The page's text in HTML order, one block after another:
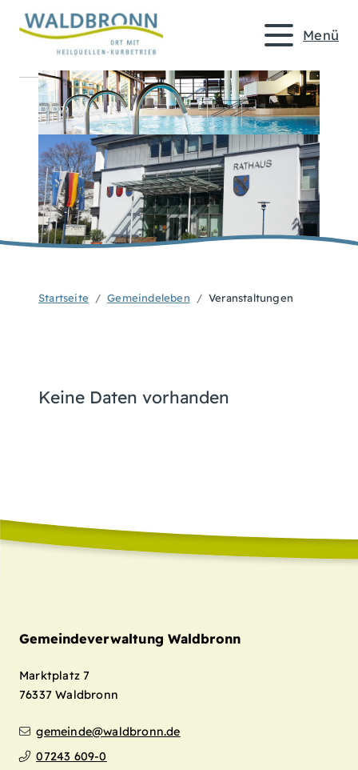
Menü
Startseite Gemeindeleben Veranstaltungen
Keine Daten vorhanden
Gemeindeverwaltung Waldbronn
Marktplatz 7
76337 Waldbronn
gemeinde@waldbronn.de
07243 609-0